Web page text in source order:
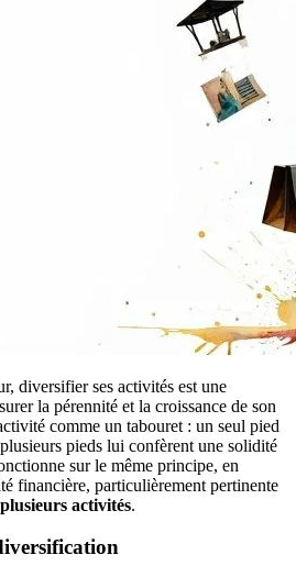
diversifier ses activités est une
la pérennité et la croissance de son
comme un tabouret : un seul pied
pieds lui confèrent une solidité
sur le même principe, en
financière, particulièrement pertinente
activités.